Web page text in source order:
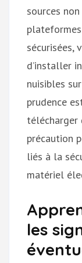
sources
sécurisées,
d’installer
nuisibles
prudence
télécharger
précaution
liés à la
matériel
les